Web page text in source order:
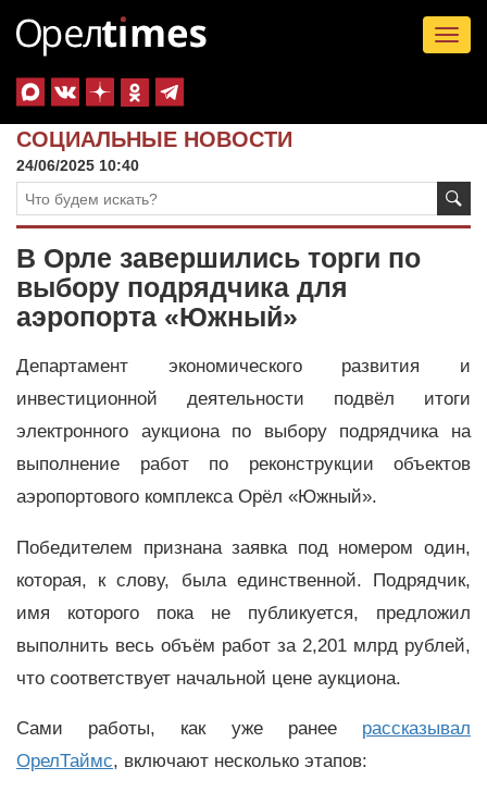
СОЦИАЛЬНЫЕ НОВОСТИ
24/06/2025 10:40
В Орле завершились торги по
выбору подрядчика для
аэропорта «Южный»
Департамент экономического развития и
инвестиционной деятельности подвёл итоги
электронного аукциона по выбору подрядчика на
выполнение работ по реконструкции объектов
аэропортового комплекса Орёл «Южный».
Победителем признана заявка под номером один,
которая, к слову, была единственной. Подрядчик,
имя которого пока не публикуется, предложил
выполнить весь объём работ за 2,201 млрд рублей,
что соответствует начальной цене аукциона.
Сами работы, как уже ранее рассказывал
ОрелТаймс, включают несколько этапов: